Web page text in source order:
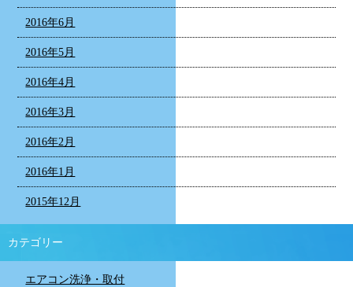
2016年6月
2016年5月
2016年4月
2016年3月
2016年2月
2016年1月
2015年12月
カテゴリー
エアコン洗浄・取付